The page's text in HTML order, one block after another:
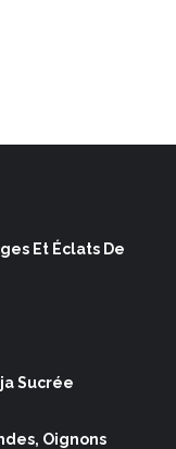
Et Éclats De
Sucrée
Oignons